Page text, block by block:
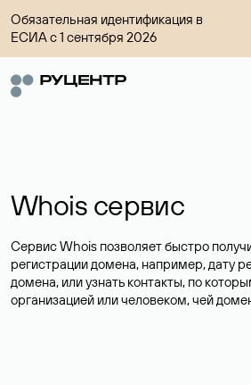
Обязательная идентификация в
ЕСИА с 1 сентября 2026
Whois сервис
Сервис Whois позволяет быстро
регистрации домена, например, дату
домена, или узнать контакты, по
организацией или человеком, чей